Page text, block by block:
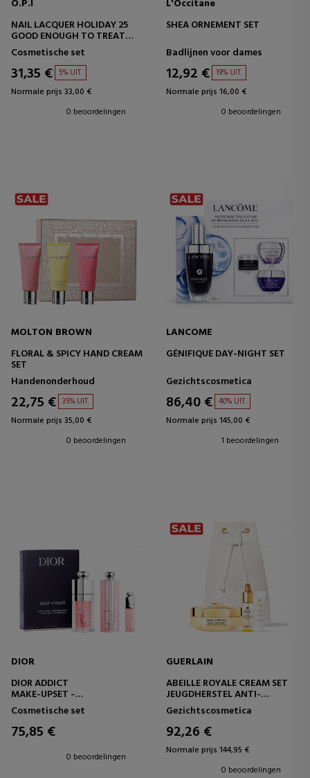
O.P.I
NAIL LACQUER HOLIDAY 25
GOOD ENOUGH TO TREAT
NAGELLAKSET
Cosmetische set
31,35 € 5% UIT.
Normale prijs 33,00 €
0 beoordelingen
L'Occitane
SHEA ORNEMENT SET
Badlijnen voor dames
12,92 € 19% UIT.
Normale prijs 16,00 €
0 beoordelingen
MOLTON BROWN
FLORAL & SPICY HAND CREAM
SET
Handenonderhoud
22,75 € 35% UIT.
Normale prijs 35,00 €
0 beoordelingen
LANCOME
GÉNIFIQUE DAY-NIGHT SET
Gezichtscosmetica
86,40 € 40% UIT.
Normale prijs 145,00 €
1 beoordelingen
DIOR
DIOR ADDICT
MAKE-UPSET -
HYDRATERENDE
LIPPENBALSEM EN LIPPENOLIE
Cosmetische set
75,85 €
0 beoordelingen
GUERLAIN
ABEILLE ROYALE CREAM SET
JEUGDHERSTEL ANTI-
VEROUDERINGSRITUEEL
Gezichtscosmetica
92,26 €
Normale prijs 144,95 €
0 beoordelingen